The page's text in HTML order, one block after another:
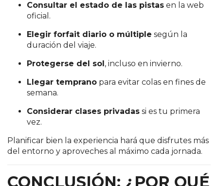
Consultar el estado de las pistas en la web
oficial.
Elegir forfait diario o múltiple según la
duración del viaje.
Protegerse del sol, incluso en invierno.
Llegar temprano para evitar colas en fines de
semana.
Considerar clases privadas si es tu primera
vez.
Planificar bien la experiencia hará que disfrutes más
del entorno y aproveches al máximo cada jornada.
CONCLUSIÓN: ¿POR QUÉ